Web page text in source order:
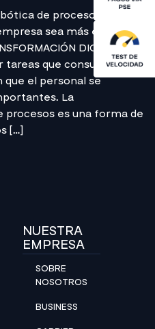
de procesos puede
sea más eficiente
DIGITAL RPA
tareas que consumen
el personal se
La
es una forma de
[…]
NUESTRA
EMPRESA
SOBRE
NOSOTROS
BUSINESS